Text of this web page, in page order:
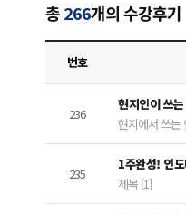
총266개의 수강후기
번호
236
현지인이 쓰
현지에서 쓰는
235
1주완성! 인
제목 [1]